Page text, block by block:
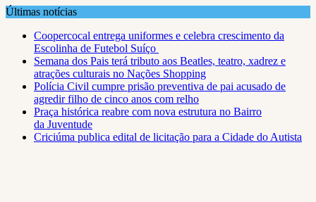
Skip
content
Últimas notícias
Coopercocal entrega uniformes e celebra crescimento da
Escolinha de Futebol Suíço
Semana dos Pais terá tributo aos Beatles, teatro, xadrez e
atrações culturais no Nações Shopping
Polícia Civil cumpre prisão preventiva de pai acusado de
agredir filho de cinco anos com relho
Praça histórica reabre com nova estrutura no Bairro
da Juventude
Criciúma publica edital de licitação para a Cidade do Autista